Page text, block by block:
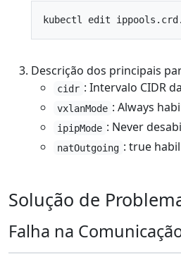
Descrição dos principais
cidr : Intervalo CIDR
vxlanMode : Always
ipipMode : Never
natOutgoing : true
Solução de
Falha na